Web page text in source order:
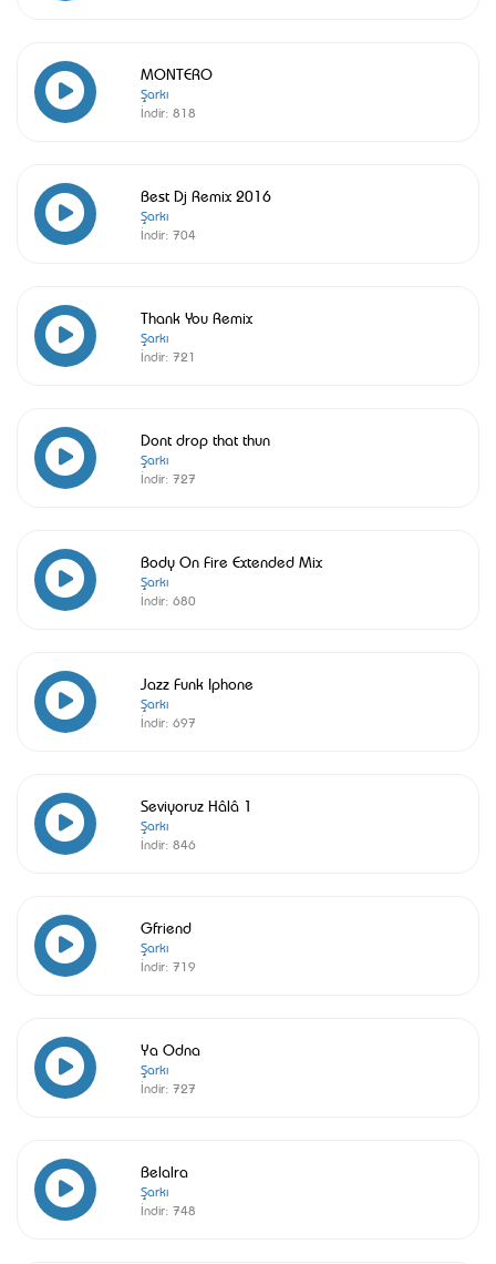
MONTERO
Şarkı
İndir: 818
Best Dj Remix 2016
Şarkı
İndir: 704
Thank You Remix
Şarkı
İndir: 721
Dont drop that thun
Şarkı
İndir: 727
Body On Fire Extended Mix
Şarkı
İndir: 680
Jazz Funk Iphone
Şarkı
İndir: 697
Seviyoruz Hâlâ 1
Şarkı
İndir: 846
Gfriend
Şarkı
İndir: 719
Ya Odna
Şarkı
İndir: 727
Belalra
Şarkı
İndir: 748